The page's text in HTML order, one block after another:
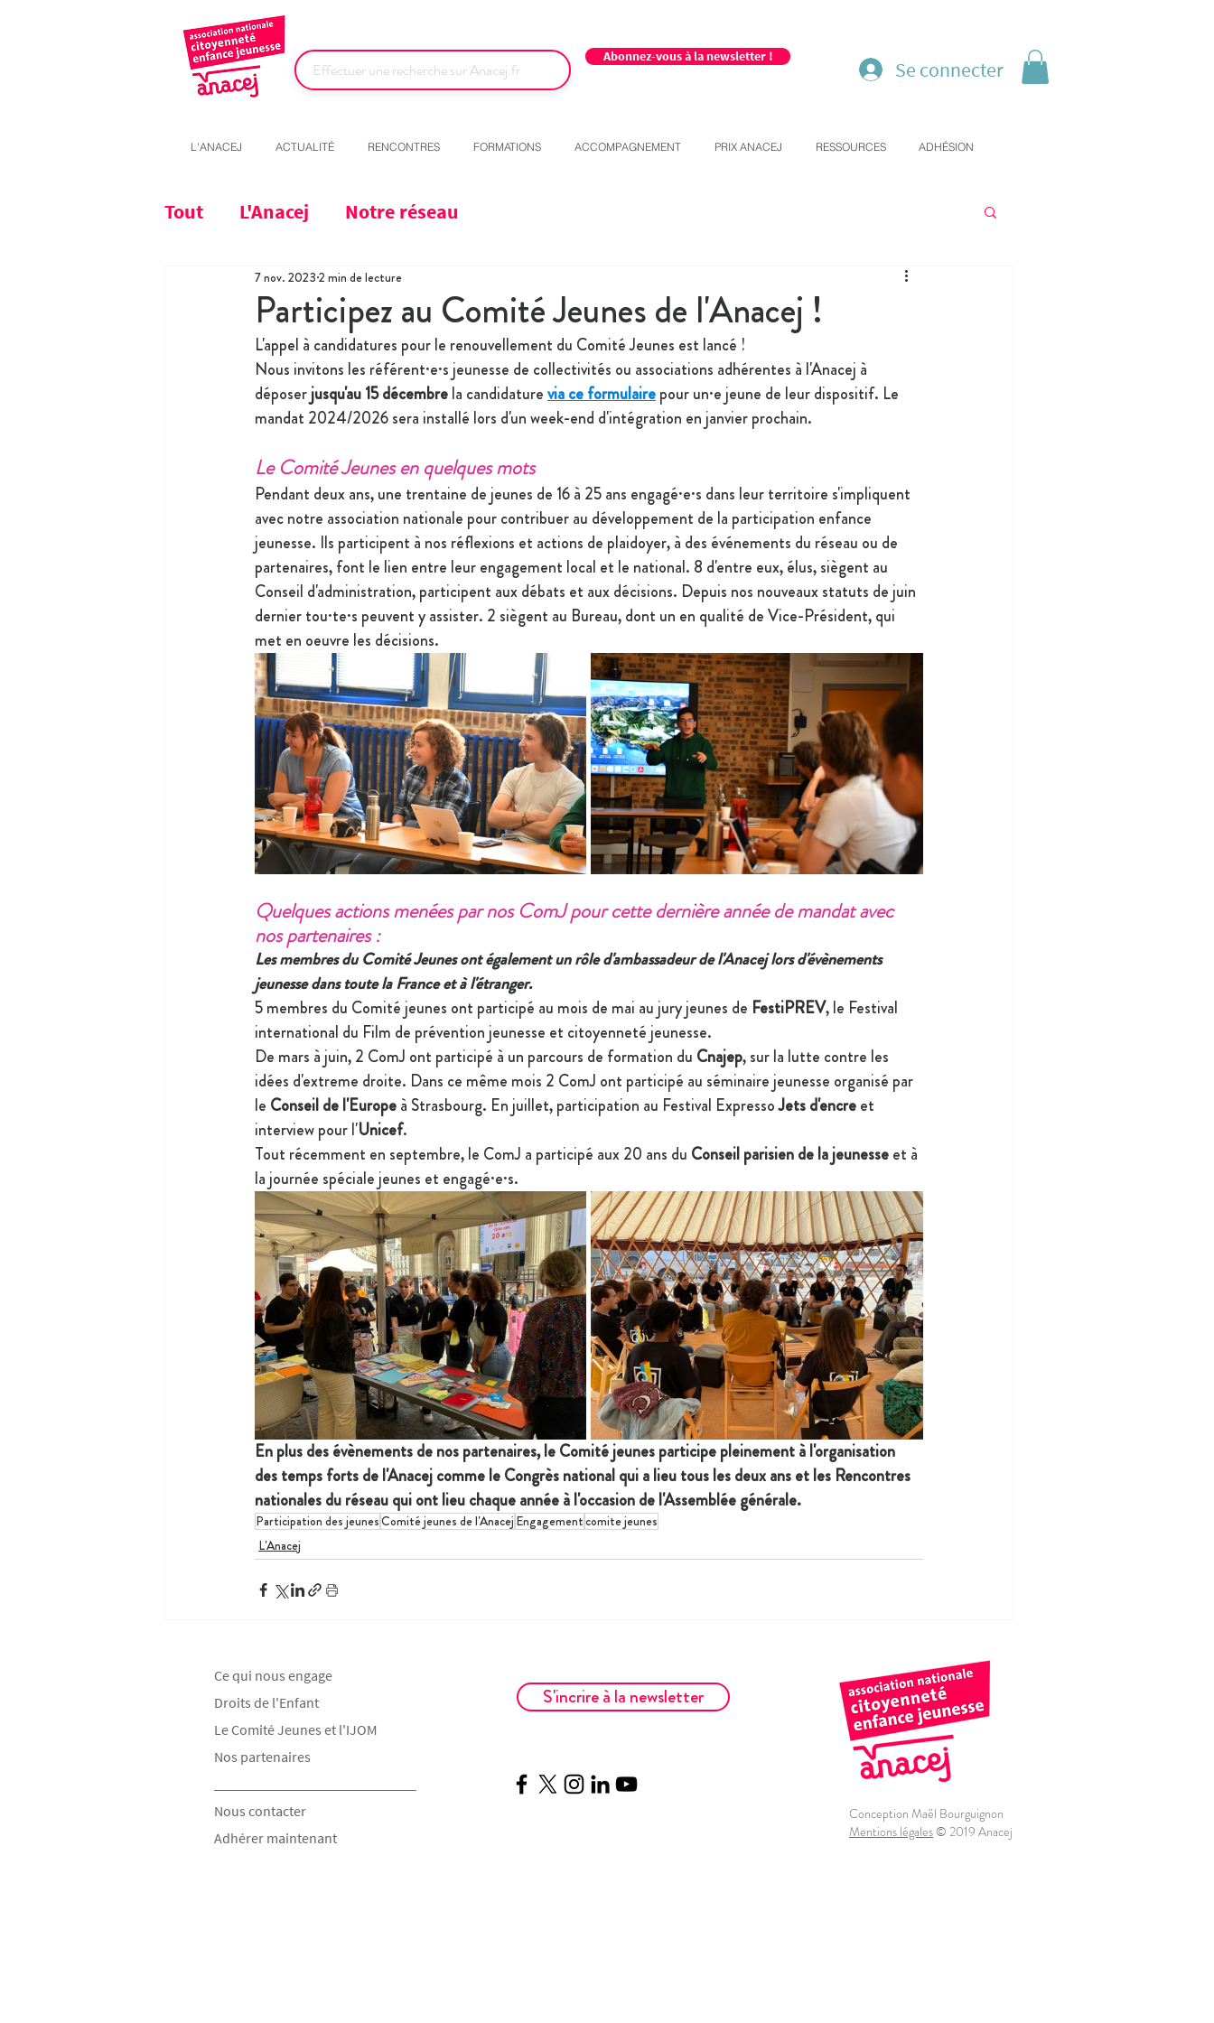
Abonnez-vous à la newsletter !
Se connecter
L'ANACEJ ACTUALITÉ RENCONTRES FORMATIONS ACCOMPAGNEMENT PRIX ANACEJ RESSOURCES ADHÉSION
Tout L'Anacej Notre réseau
Participez au Comité Jeunes de l'Anacej !
7 nov. 2023 2 min de lecture
L'appel à candidatures pour le renouvellement du Comité Jeunes est lancé !
Nous invitons les référent·e·s jeunesse de collectivités ou associations adhérentes à l'Anacej à
déposer jusqu'au 15 décembre la candidature via ce formulaire pour un·e jeune de leur dispositif. Le
mandat 2024/2026 sera installé lors d'un week-end d'intégration en janvier prochain.
Le Comité Jeunes en quelques mots
Pendant deux ans, une trentaine de jeunes de 16 à 25 ans engagé·e·s dans leur territoire s'impliquent
avec notre association nationale pour contribuer au développement de la participation enfance
jeunesse. Ils participent à nos réflexions et actions de plaidoyer, à des événements du réseau ou de
partenaires, font le lien entre leur engagement local et le national. 8 d'entre eux, élus, siègent au
Conseil d'administration, participent aux débats et aux décisions. Depuis nos nouveaux statuts de juin
dernier tou·te·s peuvent y assister. 2 siègent au Bureau, dont un en qualité de Vice-Président, qui
met en oeuvre les décisions.
Quelques actions menées par nos ComJ pour cette dernière année de mandat avec
nos partenaires :
Les membres du Comité Jeunes ont également un rôle d'ambassadeur de l'Anacej lors d'évènements
jeunesse dans toute la France et à l'étranger.
5 membres du Comité jeunes ont participé au mois de mai au jury jeunes de FestiPREV, le Festival
international du Film de prévention jeunesse et citoyenneté jeunesse.
De mars à juin, 2 ComJ ont participé à un parcours de formation du Cnajep, sur la lutte contre les
idées d'extreme droite. Dans ce même mois 2 ComJ ont participé au séminaire jeunesse organisé par
le Conseil de l'Europe à Strasbourg. En juillet, participation au Festival Expresso Jets d'encre et
interview pour l'Unicef.
Tout récemment en septembre, le ComJ a participé aux 20 ans du Conseil parisien de la jeunesse et à
la journée spéciale jeunes et engagé·e·s.
En plus des évènements de nos partenaires, le Comité jeunes participe pleinement à l'organisation
des temps forts de l'Anacej comme le Congrès national qui a lieu tous les deux ans et les Rencontres
nationales du réseau qui ont lieu chaque année à l'occasion de l'Assemblée générale.
Participation des jeunesComité jeunes de l'Anacej Engagementcomite jeunes
L'Anacej
Ce qui nous engage
Droits de l'Enfant
Le Comité Jeunes et l'IJOM
Nos partenaires
Nous contacter
Adhérer maintenant
S'incrire à la newsletter
Conception Maël Bourguignon
Mentions légales© 2019 Anacej